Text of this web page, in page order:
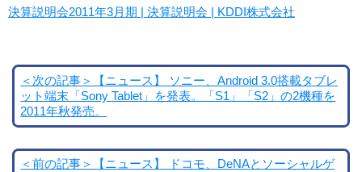
決算説明会2011年3月期 | 決算説明会 | KDDI株式会社
＜次の記事＞【ニュース】 ソニー、Android 3.0搭載タブレ
ット端末「Sony Tablet」を発表。「S1」「S2」の2機種を
2011年秋発売。
＜前の記事＞【ニュース】 ドコモ、DeNAとソーシャルゲ